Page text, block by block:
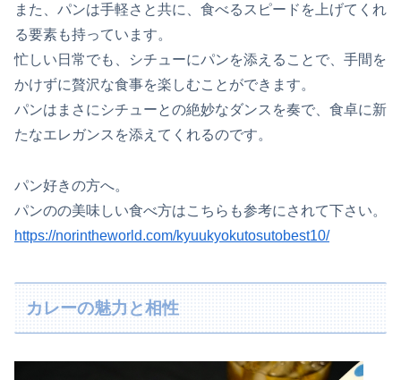
また、パンは手軽さと共に、食べるスピードを上げてくれ
る要素も持っています。
忙しい日常でも、シチューにパンを添えることで、手間を
かけずに贅沢な食事を楽しむことができます。
パンはまさにシチューとの絶妙なダンスを奏で、食卓に新
たなエレガンスを添えてくれるのです。
パン好きの方へ。
パンのの美味しい食べ方はこちらも参考にされて下さい。
https://norintheworld.com/kyuukyokutosutobest10/
カレーの魅力と相性